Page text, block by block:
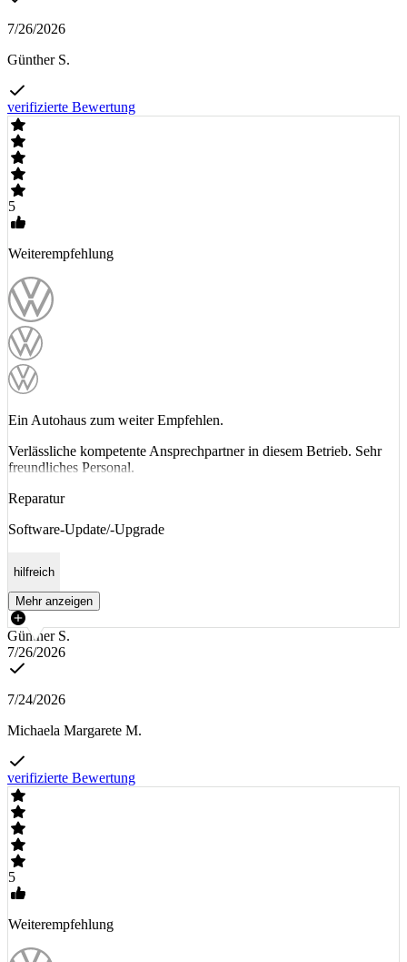
7/26/2026
Günther S.
verifizierte Bewertung
5
Weiterempfehlung
Ein Autohaus zum weiter Empfehlen.
Verlässliche kompetente Ansprechpartner in diesem Betrieb. Sehr
freundliches Personal.
Reparatur
Software-Update/-Upgrade
hilfreich
Mehr anzeigen
Günther S.
7/26/2026
7/24/2026
Michaela Margarete M.
verifizierte Bewertung
5
Weiterempfehlung